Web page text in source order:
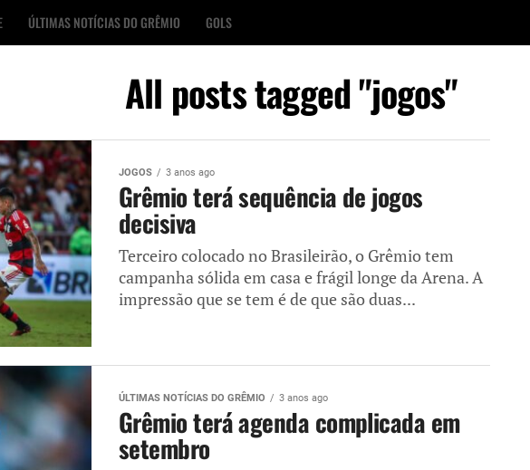
ÚLTIMAS NOTÍCIAS DO GRÊMIO GOLS
All posts tagged "jogos"
JOGOS 3 anos ago
Grêmio terá sequência de jogos
decisiva
Terceiro colocado no Brasileirão, o Grêmio tem
campanha sólida em casa e frágil longe da Arena. A
impressão que se tem é de que são duas...
ÚLTIMAS NOTÍCIAS DO GRÊMIO 3 anos ago
Grêmio terá agenda complicada em
setembro